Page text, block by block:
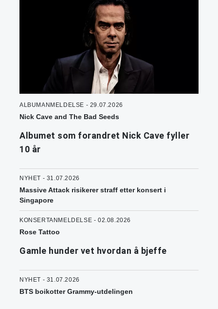
ALBUMANMELDELSE - 29.07.2026
Nick Cave and The Bad Seeds
Albumet som forandret Nick Cave fyller
10 år
NYHET - 31.07.2026
Massive Attack risikerer straff etter konsert i
Singapore
KONSERTANMELDELSE - 02.08.2026
Rose Tattoo
Gamle hunder vet hvordan å bjeffe
NYHET - 31.07.2026
BTS boikotter Grammy-utdelingen